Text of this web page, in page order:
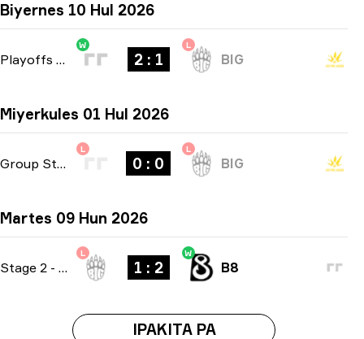
Biyernes 10 Hul 2026
Playoffs bo3
W
2 : 1
L
BIG
Miyerkules 01 Hul 2026
Group Stage
L
0 : 0
L
BIG
Martes 09 Hun 2026
Stage 2 - bo3
L
1 : 2
W
B8
IPAKITA PA